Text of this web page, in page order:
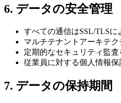
6. データの安全管理
すべての通信はSSL/TLS
マルチテナントアーキテ
定期的なセキュリティ監
従業員に対する個人情報
7. データの保持期間